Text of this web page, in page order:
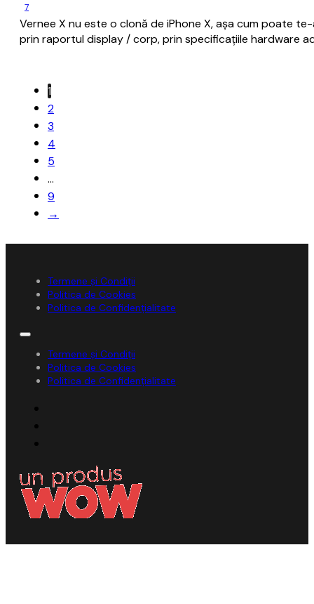
7
Vernee X nu este o clonă de iPhone X, așa cum poate
prin raportul display / corp, prin specificațiile hardware
1
2
3
4
5
…
9
→
Termene și Condiții
Politica de Cookies
Politica de Confidențialitate
Termene și Condiții
Politica de Cookies
Politica de Confidențialitate